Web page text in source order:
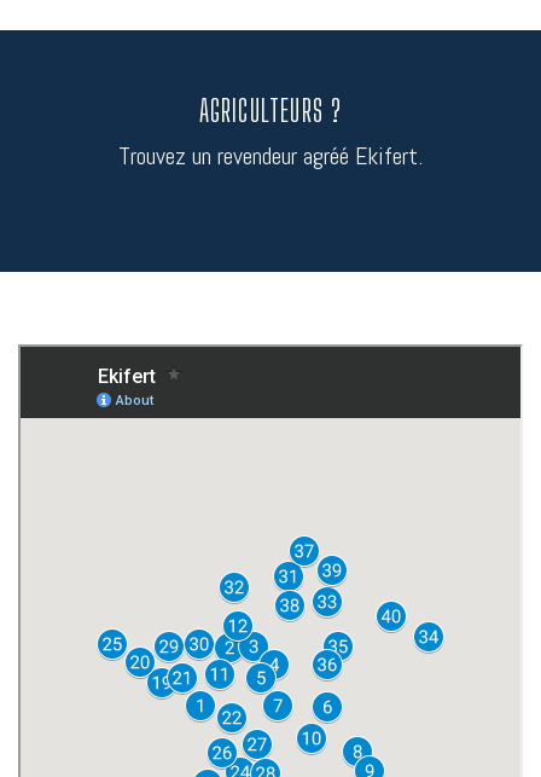
AGRICULTEURS ?
Trouvez un revendeur agréé Ekifert.